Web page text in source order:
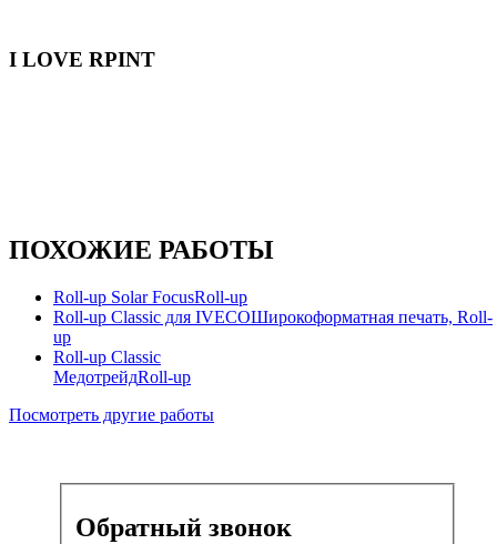
I LOVE RPINT
ПОХОЖИЕ РАБОТЫ
Roll-up Solar FocusRoll-up
Roll-up Classic для IVECOШирокоформатная печать, Roll-
up
Roll-up Classic
МедотрейдRoll-up
Посмотреть другие работы
Обратный звонок